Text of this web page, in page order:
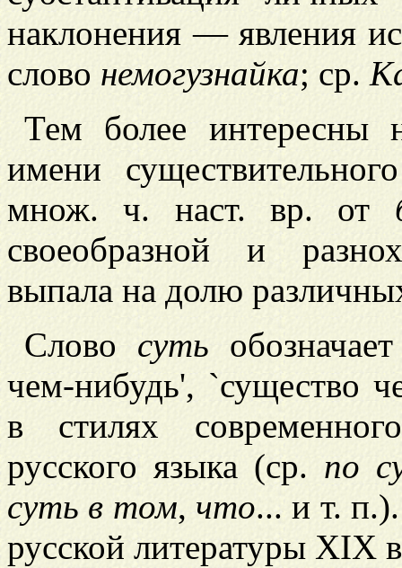
наклонения — явления
слово немогузнайка; ср.
Тем более интересны
имени
множ. ч. наст. вр. от
своеобразной и
выпала на долю
Слово суть
чем-нибудь', `существо
в стилях
русского языка (ср. по
суть в том, что... и т.
русской литературы XIX